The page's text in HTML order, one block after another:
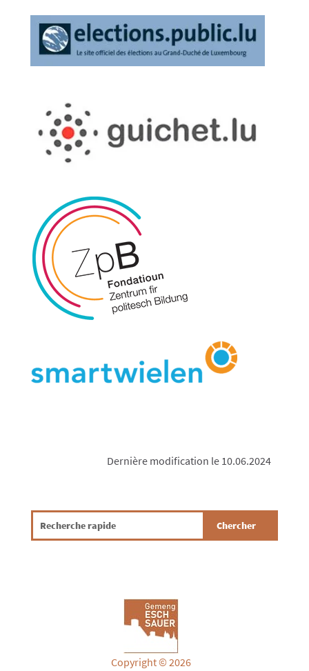
Dernière modification le 10.06.2024
Copyright © 2026